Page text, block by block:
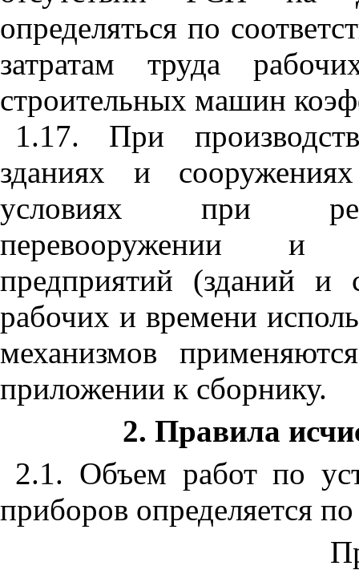
определяться по
затратам труда
строительных машин
1.17. При
зданиях и
условиях при
перевооружении и
предприятий (зданий и
рабочих и времени
механизмов
приложении к сборнику.
2. Правила
2.1. Объем работ по
приборов определяется